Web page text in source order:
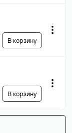
В корзину
В корзину